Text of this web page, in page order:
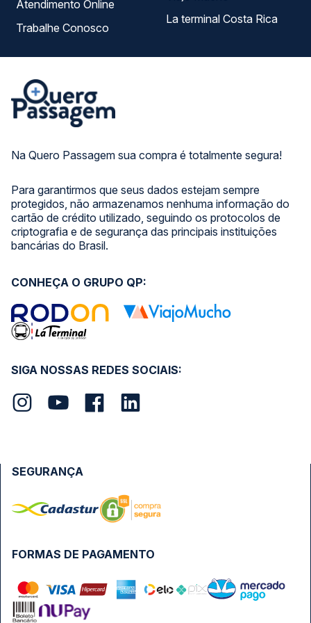
Na Quero Passagem sua compra é totalmente segura!
Para garantirmos que seus dados estejam sempre
protegidos, não armazenamos nenhuma informação do
cartão de crédito utilizado, seguindo os protocolos de
criptografia e de segurança das principais instituições
bancárias do Brasil.
Atendimento Online
Trabalhe Conosco
La terminal Costa Rica
SIGA NOSSAS REDES SOCIAIS:
CONHEÇA O GRUPO QP:
FORMAS DE PAGAMENTO
SEGURANÇA